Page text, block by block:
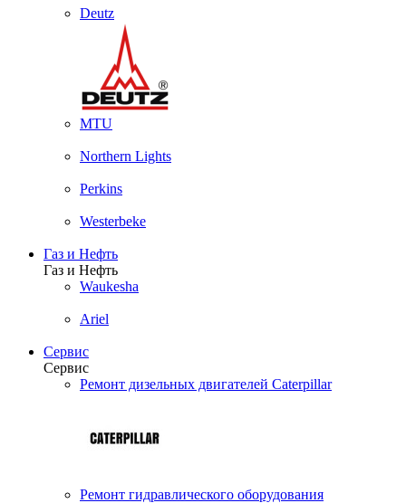
Deutz
MTU
Northern Lights
Perkins
Westerbeke
Газ и Нефть
Газ и Нефть
Waukesha
Ariel
Сервис
Сервис
Ремонт дизельных двигателей Caterpillar
Ремонт гидравлического оборудования